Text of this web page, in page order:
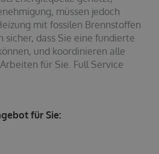
müssen jedoch
mit fossilen Brennstoffen
sicher, dass Sie eine fundierte
und koordinieren alle
für Sie. Full Service
für Sie: